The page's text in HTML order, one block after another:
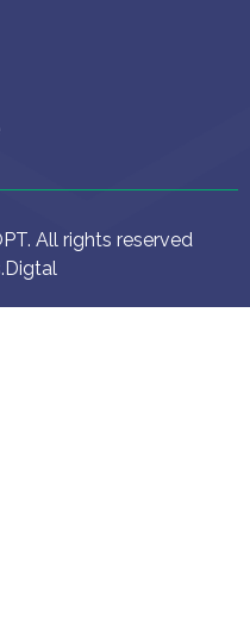
All rights reserved